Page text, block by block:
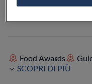
Food Awards
SCOPRI DI PIÙ